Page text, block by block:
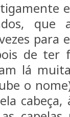
que
para
de ter
lá
o
cabeça,